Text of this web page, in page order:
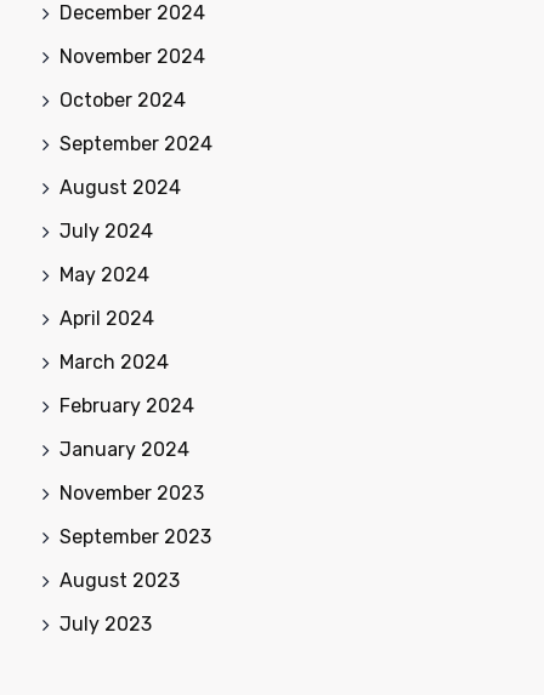
December 2024
November 2024
October 2024
September 2024
August 2024
July 2024
May 2024
April 2024
March 2024
February 2024
January 2024
November 2023
September 2023
August 2023
July 2023